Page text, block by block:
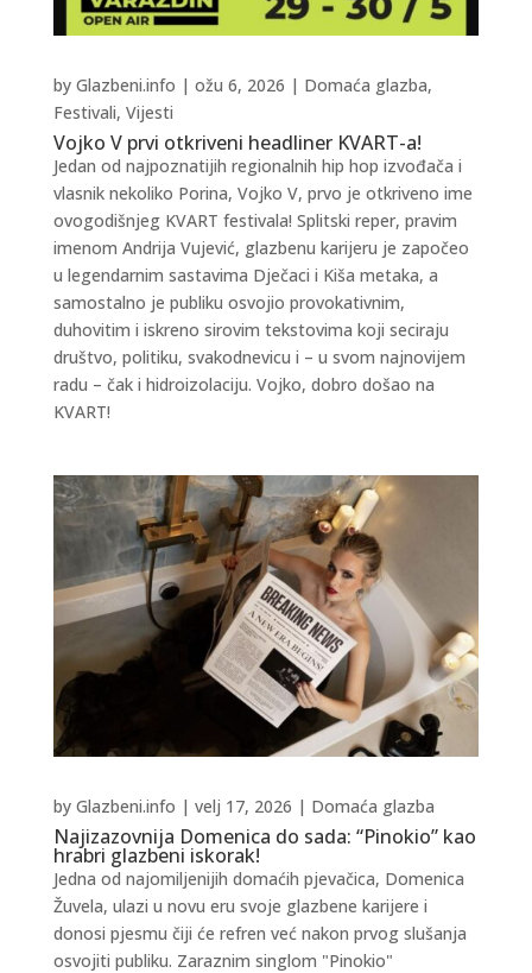
Vojko V prvi otkriveni headliner KVART-a!
by Glazbeni.info | ožu 6, 2026 | Domaća glazba,
Festivali, Vijesti
Jedan od najpoznatijih regionalnih hip hop izvođača i
vlasnik nekoliko Porina, Vojko V, prvo je otkriveno ime
ovogodišnjeg KVART festivala! Splitski reper, pravim
imenom Andrija Vujević, glazbenu karijeru je započeo
u legendarnim sastavima Dječaci i Kiša metaka, a
samostalno je publiku osvojio provokativnim,
duhovitim i iskreno sirovim tekstovima koji seciraju
društvo, politiku, svakodnevicu i – u svom najnovijem
radu – čak i hidroizolaciju. Vojko, dobro došao na
KVART!
Najizazovnija Domenica do sada: “Pinokio” kao
hrabri glazbeni iskorak!
by Glazbeni.info | velj 17, 2026 | Domaća glazba
Jedna od najomiljenijih domaćih pjevačica, Domenica
Žuvela, ulazi u novu eru svoje glazbene karijere i
donosi pjesmu čiji će refren već nakon prvog slušanja
osvojiti publiku. Zaraznim singlom "Pinokio"